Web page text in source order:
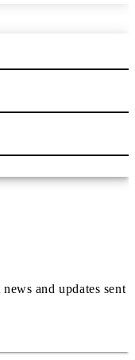
and updates sent